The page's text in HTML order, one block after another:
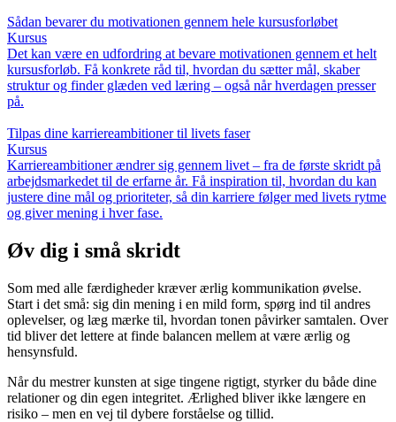
Sådan bevarer du motivationen gennem hele kursusforløbet
Kursus
Det kan være en udfordring at bevare motivationen gennem et helt
kursusforløb. Få konkrete råd til, hvordan du sætter mål, skaber
struktur og finder glæden ved læring – også når hverdagen presser
på.
Tilpas dine karriereambitioner til livets faser
Kursus
Karriereambitioner ændrer sig gennem livet – fra de første skridt på
arbejdsmarkedet til de erfarne år. Få inspiration til, hvordan du kan
justere dine mål og prioriteter, så din karriere følger med livets rytme
og giver mening i hver fase.
Øv dig i små skridt
Som med alle færdigheder kræver ærlig kommunikation øvelse.
Start i det små: sig din mening i en mild form, spørg ind til andres
oplevelser, og læg mærke til, hvordan tonen påvirker samtalen. Over
tid bliver det lettere at finde balancen mellem at være ærlig og
hensynsfuld.
Når du mestrer kunsten at sige tingene rigtigt, styrker du både dine
relationer og din egen integritet. Ærlighed bliver ikke længere en
risiko – men en vej til dybere forståelse og tillid.